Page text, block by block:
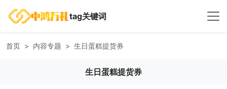
tag关键词
首页 内容专题 生日蛋糕提货券
生日蛋糕提货券